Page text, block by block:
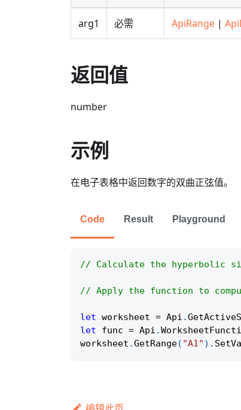
arg1 必需 ApiRange |
返回值
number
示例
在电子表格中返回数字的双曲正弦值。
Code Result Playground
// Calculate the hyperbolic
// Apply the function to
let worksheet = Api .
let func = Api .
worksheet .GetRange( "A1" ) .